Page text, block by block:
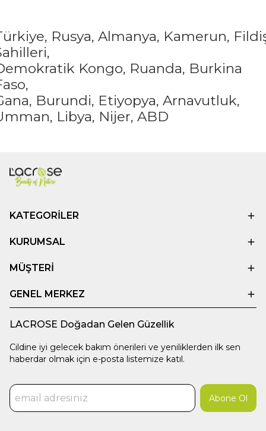
Rusya, Almanya, Kamerun,
Kongo, Ruanda, Burkina
Burundi, Etiyopya, Arnavutluk,
Libya, Nijer, ABD
KATEGORİLER
KURUMSAL
MÜŞTERİ
GENEL MERKEZ
LACROSE Doğadan Gelen Güzellik
Cildine iyi gelecek bakım önerileri ve yeniliklerden ilk sen
haberdar olmak için e-posta listemize katıl.
Abone Ol